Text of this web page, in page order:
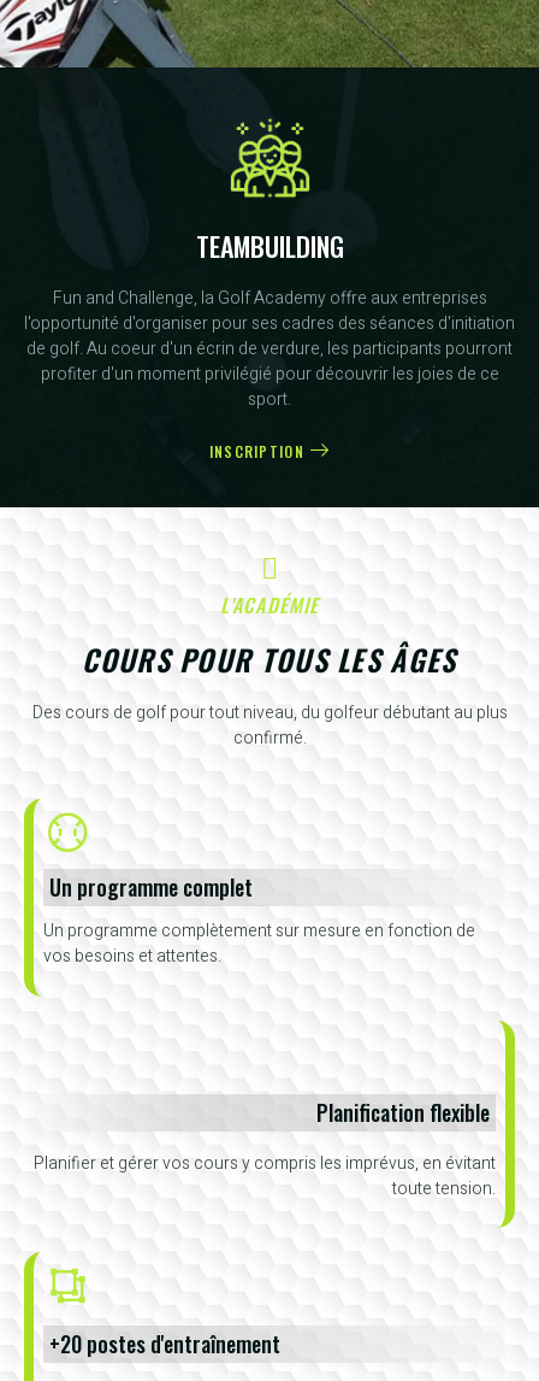
TEAMBUILDING
Fun and Challenge, la Golf Academy offre aux entreprises
l'opportunité d'organiser pour ses cadres des séances d'initiation
de golf. Au coeur d'un écrin de verdure, les participants pourront
profiter d'un moment privilégié pour découvrir les joies de ce
sport.
INSCRIPTION
L'ACADÉMIE
COURS POUR TOUS LES ÂGES
Des cours de golf pour tout niveau, du golfeur débutant au plus
confirmé.
Un programme complet
Un programme complètement sur mesure en fonction de
vos besoins et attentes.
Planification flexible
Planifier et gérer vos cours y compris les imprévus, en évitant
toute tension.
+20 postes d'entraînement